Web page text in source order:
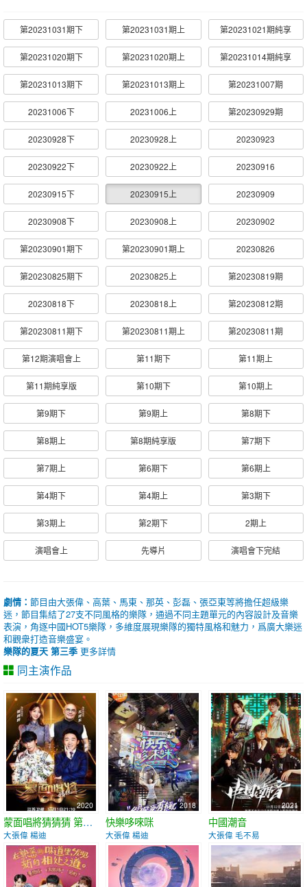
第20231031期下 第20231031期上 第20231021期純享
第20231020期下 第20231020期上 第20231014期純享
第20231013期下 第20231013期上 第20231007期
20231006下 20231006上 第20230929期
20230928下 20230928上 20230923
20230922下 20230922上 20230916
20230915下 20230915上 20230909
20230908下 20230908上 20230902
第20230901期下 第20230901期上 20230826
第20230825期下 20230825上 第20230819期
20230818下 20230818上 第20230812期
第20230811期下 第20230811期上 第20230811期
第12期演唱會上 第11期下 第11期上
第11期純享版 第10期下 第10期上
第9期下 第9期上 第8期下
第8期上 第8期純享版 第7期下
第7期上 第6期下 第6期上
第4期下 第4期上 第3期下
第3期上 第2期下 2期上
演唱會上 先導片 演唱會下完結
劇情： 節目由大張偉、高葉、馬東、那英、彭磊、張亞東等將擔任超級樂
迷，節目集結了27支不同風格的樂隊，通過不同主題單元的內容設計及音樂
表演，角逐中國HOT5樂隊，多維度展現樂隊的獨特風格和魅力，爲廣大樂迷
和觀衆打造音樂盛宴。
樂隊的夏天 第三季 更多詳情
同主演作品
2020
蒙面唱將猜猜猜 第五季
大張偉 楊迪
2018
快樂哆唻咪
大張偉 楊迪
2021
中國潮音
大張偉 毛不易